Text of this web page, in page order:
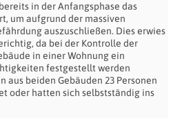
in der Anfangsphase das
um aufgrund der massiven
auszuschließen. Dies erwies
da bei der Kontrolle der
in einer Wohnung ein
festgestellt werden
aus beiden Gebäuden 23 Personen
oder hatten sich selbstständig ins